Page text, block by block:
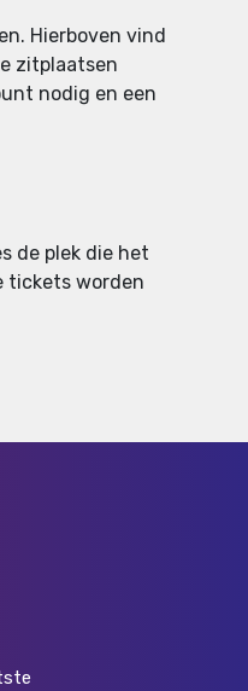
Hierboven vind
zitplaatsen
nodig en een
de plek die het
tickets worden